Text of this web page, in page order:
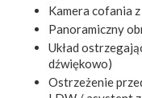
Kamera cofania
Panoramiczny
Układ
dźwiękowo)
Ostrzeżenie